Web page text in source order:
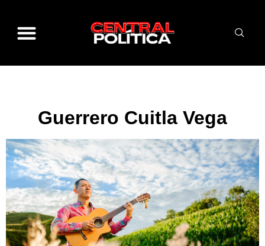
Guerrero Cuitla Vega